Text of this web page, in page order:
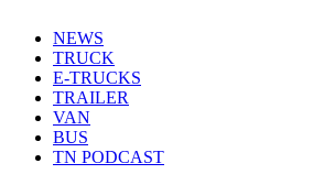
NEWS
TRUCK
E-TRUCKS
TRAILER
VAN
BUS
TN PODCAST